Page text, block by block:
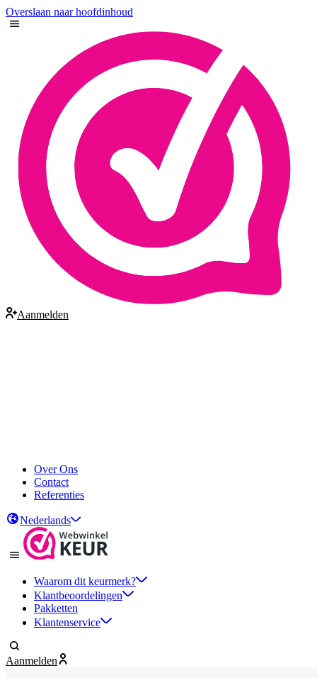
Overslaan naar hoofdinhoud
Aanmelden
Over Ons
Contact
Referenties
Nederlands
Waarom dit keurmerk?
Klantbeoordelingen
Pakketten
Klantenservice
Aanmelden